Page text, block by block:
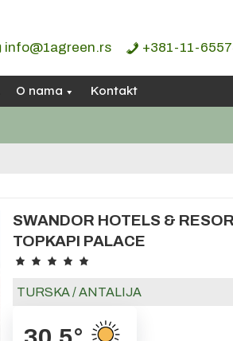
info@1agreen.rs +381-11-
O nama Kontakt
SWANDOR HOTELS &
TOPKAPI PALACE
TURSKA/ANTALIJA